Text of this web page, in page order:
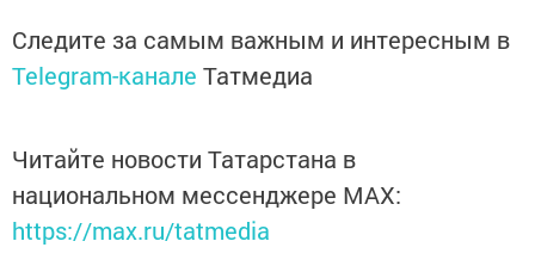
Следите за самым важным и интересным в
Telegram-канале Татмедиа
Читайте новости Татарстана в
национальном мессенджере MАХ:
https://max.ru/tatmedia